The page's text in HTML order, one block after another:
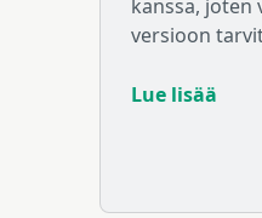
kanssa, joten
versioon
Lue lisää